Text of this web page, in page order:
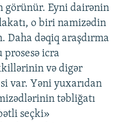
görünür. Eyni dairənin
o biri namizədin
Daha dəqiq araşdırma
icra
və digər
var. Yəni yuxarıdan
təbliğatı
seçki»